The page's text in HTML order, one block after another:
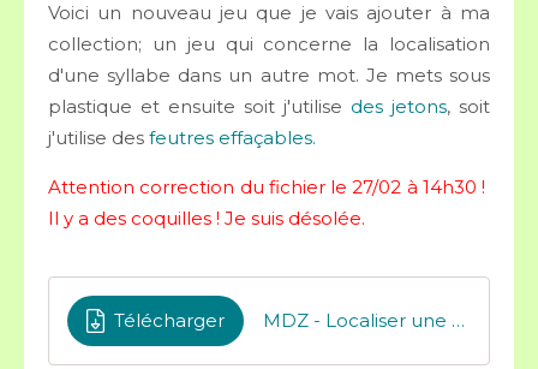
Voici un nouveau jeu que je vais ajouter à ma
collection; un jeu qui concerne la localisation
d'une syllabe dans un autre mot. Je mets sous
plastique et ensuite soit j'utilise des jetons, soit
j'utilise des feutres effaçables.
Attention correction du fichier le 27/02 à 14h30 !
Il y a des coquilles ! Je suis désolée.
Télécharger MDZ - Localiser une syllabe dans un mot